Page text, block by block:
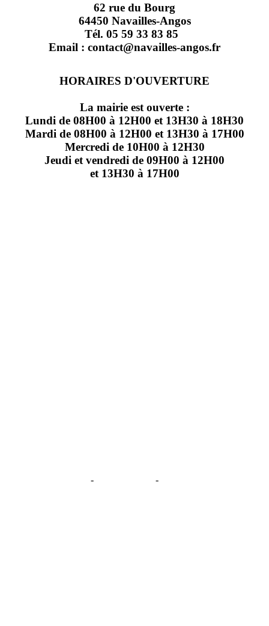
62 rue du Bourg
64450 Navailles-Angos
Tél. 05 59 33 83 85
Email : contact@navailles-angos.fr
HORAIRES D'OUVERTURE
La mairie est ouverte :
Lundi de 08H00 à 12H00 et 13H30 à 18H30
Mardi de 08H00 à 12H00 et 13H30 à 17H00
Mercredi de 10H00 à 12H30
Jeudi et vendredi de 09H00 à 12H00
et 13H30 à 17H00
- -